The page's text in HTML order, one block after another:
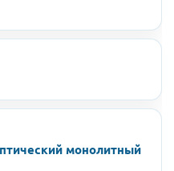
монолитный